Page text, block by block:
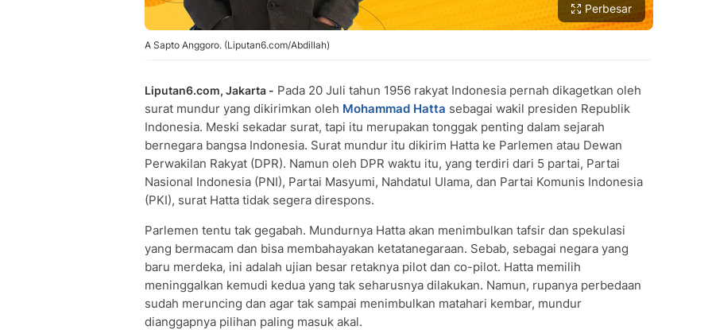
Perbesar
A Sapto Anggoro. (Liputan6.com/Abdillah)
Liputan6.com, Jakarta - Pada 20 Juli tahun 1956 rakyat Indonesia pernah dikagetkan oleh
surat mundur yang dikirimkan oleh Mohammad Hatta sebagai wakil presiden Republik
Indonesia. Meski sekadar surat, tapi itu merupakan tonggak penting dalam sejarah
bernegara bangsa Indonesia. Surat mundur itu dikirim Hatta ke Parlemen atau Dewan
Perwakilan Rakyat (DPR). Namun oleh DPR waktu itu, yang terdiri dari 5 partai, Partai
Nasional Indonesia (PNI), Partai Masyumi, Nahdatul Ulama, dan Partai Komunis Indonesia
(PKI), surat Hatta tidak segera direspons.
Parlemen tentu tak gegabah. Mundurnya Hatta akan menimbulkan tafsir dan spekulasi
yang bermacam dan bisa membahayakan ketatanegaraan. Sebab, sebagai negara yang
baru merdeka, ini adalah ujian besar retaknya pilot dan co-pilot. Hatta memilih
meninggalkan kemudi kedua yang tak seharusnya dilakukan. Namun, rupanya perbedaan
sudah meruncing dan agar tak sampai menimbulkan matahari kembar, mundur
dianggapnya pilihan paling masuk akal.